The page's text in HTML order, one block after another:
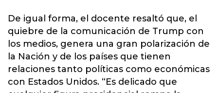
De igual forma, el docente resaltó que, el
quiebre de la comunicación de Trump con
los medios, genera una gran polarización de
la Nación y de los países que tienen
relaciones tanto políticas como económicas
con Estados Unidos. “Es delicado que